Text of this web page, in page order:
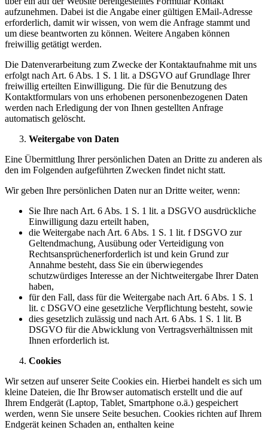
aufzunehmen. Dabei ist die Angabe einer gültigen EMail-Adresse
erforderlich, damit wir wissen, von wem die Anfrage stammt und
um diese beantworten zu können. Weitere Angaben können
freiwillig getätigt werden.
Die Datenverarbeitung zum Zwecke der Kontaktaufnahme mit uns
erfolgt nach Art. 6 Abs. 1 S. 1 lit. a DSGVO auf Grundlage Ihrer
freiwillig erteilten Einwilligung. Die für die Benutzung des
Kontaktformulars von uns erhobenen personenbezogenen Daten
werden nach Erledigung der von Ihnen gestellten Anfrage
automatisch gelöscht.
Weitergabe von Daten
Eine Übermittlung Ihrer persönlichen Daten an Dritte zu anderen als
den im Folgenden aufgeführten Zwecken findet nicht statt.
Wir geben Ihre persönlichen Daten nur an Dritte weiter, wenn:
Sie Ihre nach Art. 6 Abs. 1 S. 1 lit. a DSGVO ausdrückliche
Einwilligung dazu erteilt haben,
die Weitergabe nach Art. 6 Abs. 1 S. 1 lit. f DSGVO zur
Geltendmachung, Ausübung oder Verteidigung von
Rechtsansprüchenerforderlich ist und kein Grund zur
Annahme besteht, dass Sie ein überwiegendes
schutzwürdiges Interesse an der Nichtweitergabe Ihrer Daten
haben,
für den Fall, dass für die Weitergabe nach Art. 6 Abs. 1 S. 1
lit. c DSGVO eine gesetzliche Verpflichtung besteht, sowie
dies gesetzlich zulässig und nach Art. 6 Abs. 1 S. 1 lit. B
DSGVO für die Abwicklung von Vertragsverhältnissen mit
Ihnen erforderlich ist.
Cookies
Wir setzen auf unserer Seite Cookies ein. Hierbei handelt es sich um
kleine Dateien, die Ihr Browser automatisch erstellt und die auf
Ihrem Endgerät (Laptop, Tablet, Smartphone o.ä.) gespeichert
werden, wenn Sie unsere Seite besuchen. Cookies richten auf Ihrem
Endgerät keinen Schaden an, enthalten keine